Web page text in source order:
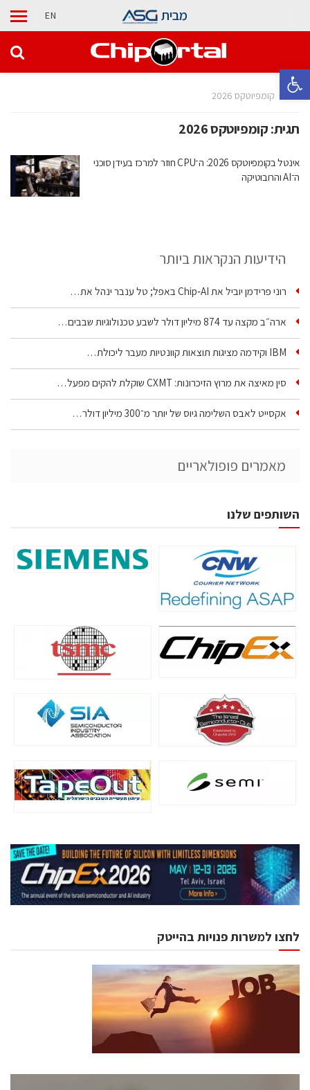
פתח סרגל נגישות
מבית EN
בית קומפיוטקס 2026
תגית:קומפיוטקס 2026
אינטל בקומפיוטקס 2026: ה־CPU חוזר למרכז בעידן סוכני
ה־AI והרובוטיקה
הידיעות הנקראות ביותר
רוני פרידמן יוביל את Chip‑AI באפל; טל ענבר ינהל את…
ארה״ב מקצה עד 874 מיליון דולר לשבע טכנולוגיות שבבים…
IBM וקידמה מציגות תוצאות קוונטיות מעבר ליכולת…
סין מאיצה את מרוץ הזיכרונות: CXMT שוקלת להקים מפעל…
אקסייט לאבס השלימה גיוס של יותר מ־300 מיליון דולר…
מאמרים פופולאריים
השותפים שלנו
לחצו למשרות פנויות בהייטק